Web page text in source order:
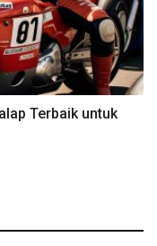
Terbaik untuk